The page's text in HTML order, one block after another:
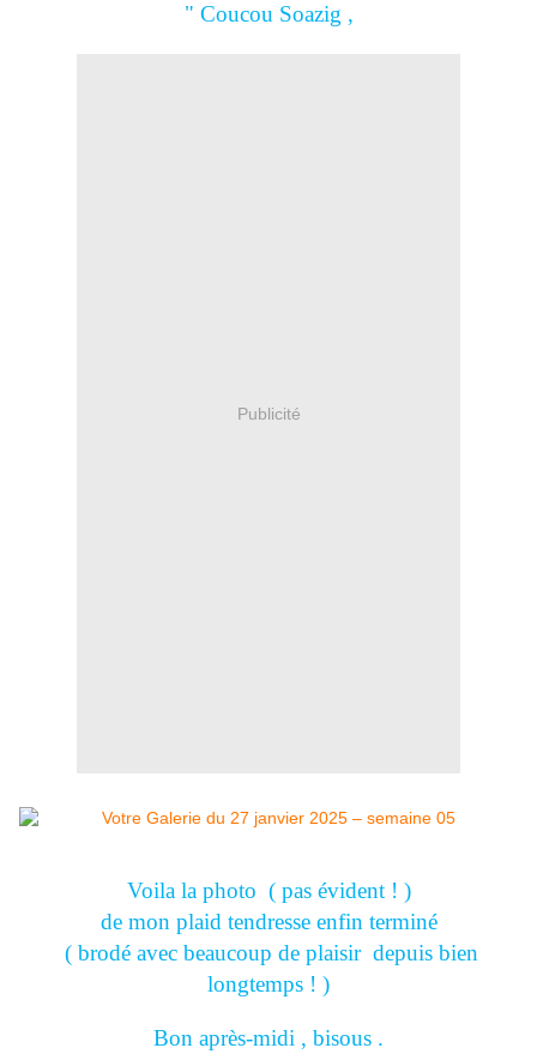
" Coucou Soazig ,
Publicité
Voila la photo ( pas évident ! )
de mon plaid tendresse enfin terminé
( brodé avec beaucoup de plaisir depuis bien
longtemps ! )
Bon après-midi , bisous .